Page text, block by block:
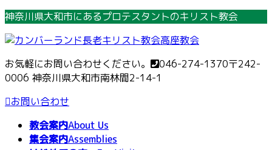
コ
テ
ン
ツ
へ
ス
ナ
ゲ
ー
シ
ョ
ン
神奈川県大和市にあるプロテスタントのキリスト教会
お気軽にお問い合わせください。 046-274-1370〒242-
0006 神奈川県大和市南林間2-14-1
お問い合わせ
教会案内About Us
集会案内Assemblies